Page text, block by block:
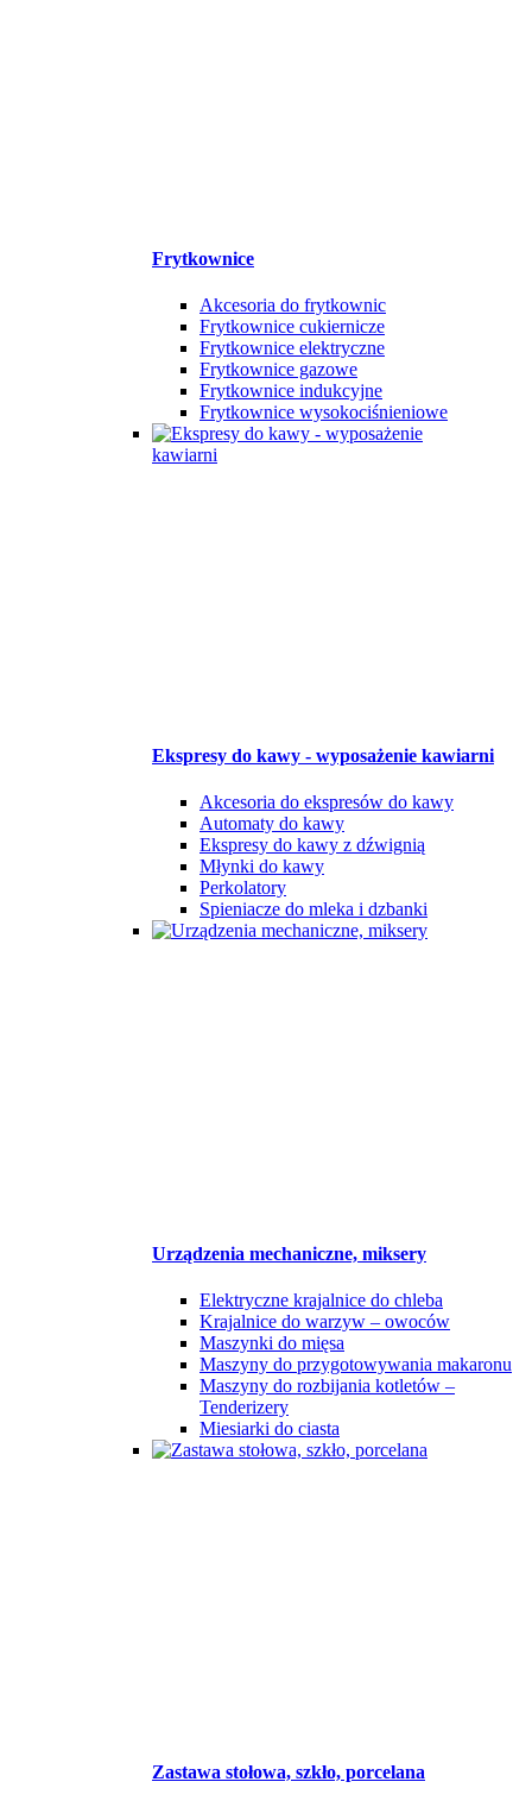
Frytkownice
Akcesoria do frytkownic
Frytkownice cukiernicze
Frytkownice elektryczne
Frytkownice gazowe
Frytkownice indukcyjne
Frytkownice wysokociśnieniowe
Ekspresy do kawy - wyposażenie kawiarni
Akcesoria do ekspresów do kawy
Automaty do kawy
Ekspresy do kawy z dźwignią
Młynki do kawy
Perkolatory
Spieniacze do mleka i dzbanki
Urządzenia mechaniczne, miksery
Elektryczne krajalnice do chleba
Krajalnice do warzyw – owoców
Maszynki do mięsa
Maszyny do przygotowywania makaronu
Maszyny do rozbijania kotletów –
Tenderizery
Miesiarki do ciasta
Zastawa stołowa, szkło, porcelana